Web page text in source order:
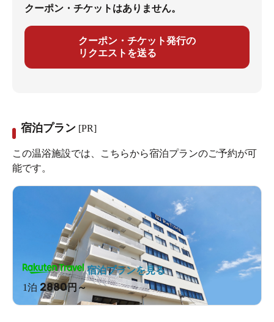
クーポン・チケットはありません。
クーポン・チケット発行の
リクエストを送る
宿泊プラン [PR]
この温浴施設では、こちらから宿泊プランのご予約が可
能です。
1泊 2880円～
宿泊プランを見る